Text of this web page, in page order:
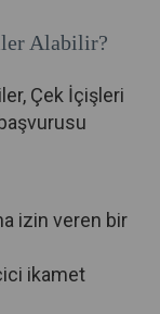
Alabilir?
Çek İçişleri
izin veren bir
ikamet